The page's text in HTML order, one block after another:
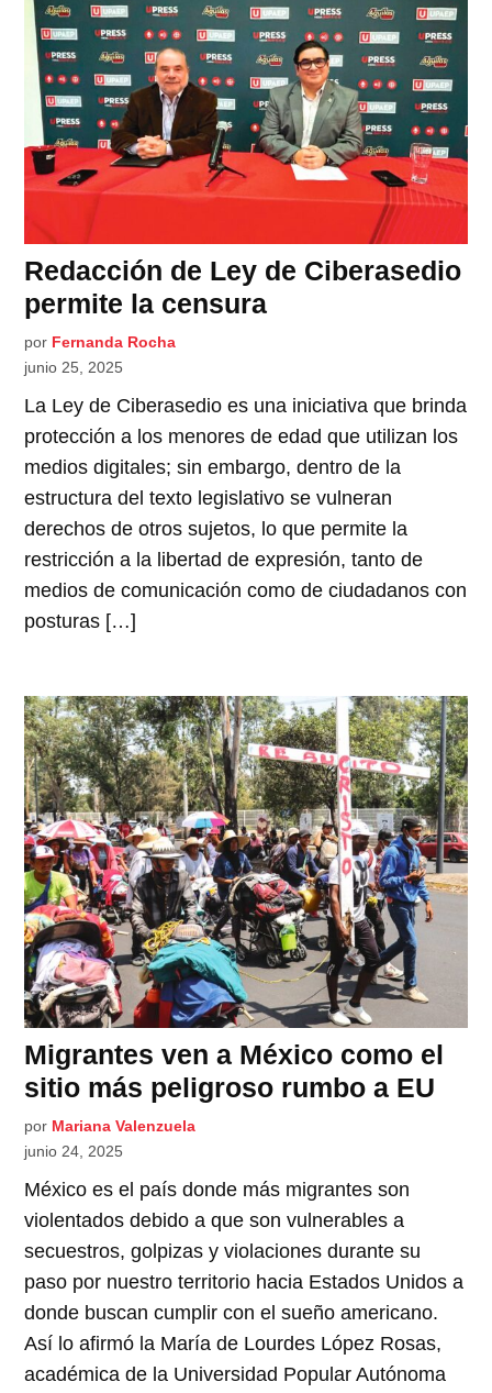
Redacción de Ley de Ciberasedio
permite la censura
por Fernanda Rocha
junio 25, 2025
La Ley de Ciberasedio es una iniciativa que brinda
protección a los menores de edad que utilizan los
medios digitales; sin embargo, dentro de la
estructura del texto legislativo se vulneran
derechos de otros sujetos, lo que permite la
restricción a la libertad de expresión, tanto de
medios de comunicación como de ciudadanos con
posturas […]
Migrantes ven a México como el
sitio más peligroso rumbo a EU
por Mariana Valenzuela
junio 24, 2025
México es el país donde más migrantes son
violentados debido a que son vulnerables a
secuestros, golpizas y violaciones durante su
paso por nuestro territorio hacia Estados Unidos a
donde buscan cumplir con el sueño americano.
Así lo afirmó la María de Lourdes López Rosas,
académica de la Universidad Popular Autónoma